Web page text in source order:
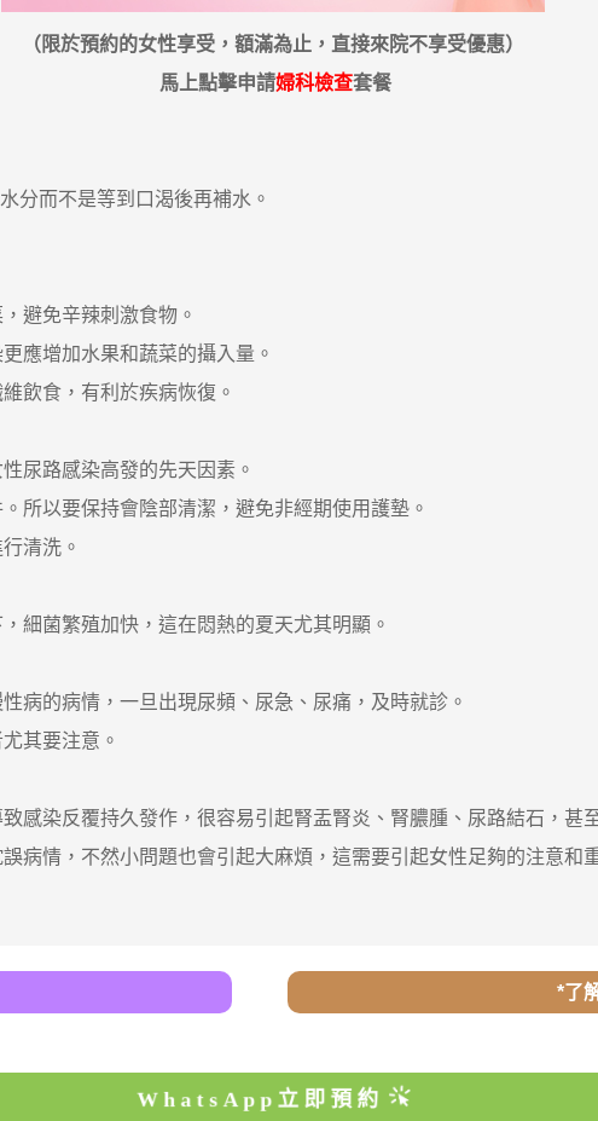
（限於預約的女性享受，額滿為止，直接來院不享受優惠）
馬上點擊申請婦科檢查套餐
而不是等到口渴後再補水。
避免辛辣刺激食物。
增加水果和蔬菜的攝入量。
飲食，有利於疾病恢復。
路感染高發的先天因素。
以要保持會陰部清潔，避免非經期使用護墊。
清洗。
菌繁殖加快，這在悶熱的夏天尤其明顯。
的病情，一旦出現尿頻、尿急、尿痛，及時就診。
其要注意。
染反覆持久發作，很容易引起腎盂腎炎、腎膿腫、尿路結石，甚
情，不然小問題也會引起大麻煩，這需要引起女性足夠的注意和
*了
WhatsApp立即預約